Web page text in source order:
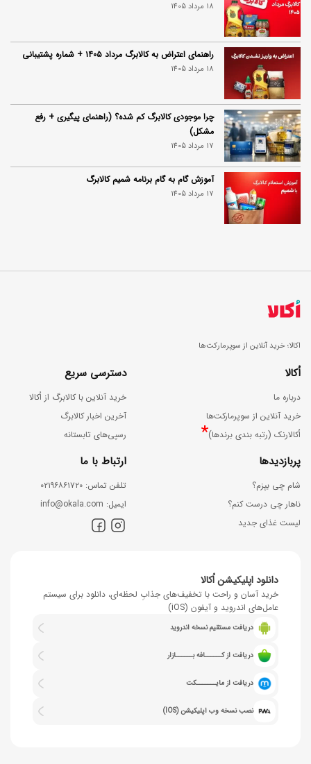
18 مرداد 1405
راهنمای اعتراض به کالابرگ مرداد ۱۴۰۵ + شماره پشتیبانی
18 مرداد 1405
چرا موجودی کالابرگ کم شده؟ (راهنمای پیگیری + رفع
مشکل)
17 مرداد 1405
آموزش گام به گام برنامه شمیم کالابرگ
17 مرداد 1405
اکالا؛ خرید آنلاین از سوپرمارکت‌ها
اُکالا
درباره ما
خرید آنلاین از سوپرمارکت‌ها
اُکالارنک (رتبه بندی برندها)*
دسترسی سریع
خرید آنلاین با کالابرگ از اُکالا
آخرین اخبار کالابرگ
رسپی‌های تابستانه
پربازدیدها
شام چی بپزم؟
ناهار چی درست کنم؟
لیست غذای جدید
ارتباط با ما
ﺗﻠﻔﻦ ﺗﻤﺎس: ۰۲۱۹۶۸۶۱۷۲۰
اﯾﻤﯿﻞ: info@okala.com
دانلود اپلیکیشن اُکالا
خرید آسان و راحت با تخفیف‌های جذابِ لحظه‌ای، دانلود برای سیستم
عامل‌های اندروید و آیفون (iOS)
دریافت مستقیم نسخه اندروید
دریافت از کــــــافه بــــــازار
دریافت از مایـــــــکت
نصب نسخه وب اپلیکیشن (IOS)